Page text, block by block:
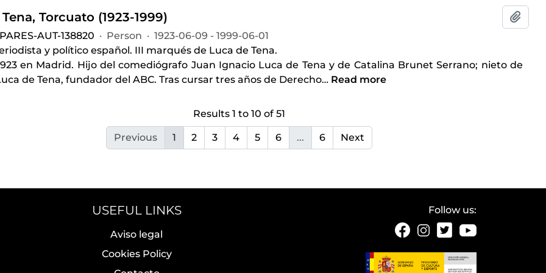
Torcuato (1923-1999)
AUT-138820 · Person · 1923-06-09 - 1999-06-01
y político español. III marqués de Luca de Tena.
en Madrid. Hijo del comediógrafo Juan Ignacio Luca de Tena y de Catalina Brunet Serrano; nieto de
de Tena, fundador del ABC. Tras cursar tres años de Derecho… Read more
Results 1 to 10 of 51
Previous 1 2 3 4 5 6 ... 6 Next
USEFUL LINKS
Aviso legal
Cookies Policy
Follow us: